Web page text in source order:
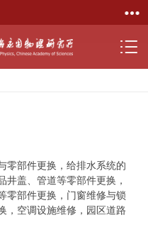
零部件更换，给排水系统的
井盖、管道等零部件更换，
零部件更换，门窗维修与锁
，空调设施维修，园区道路